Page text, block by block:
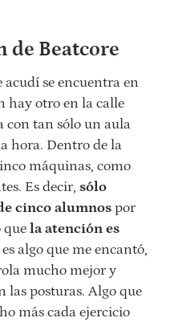
de Beatcore
acudí se encuentra en
hay otro en la calle
con tan sólo un aula
hora. Dentro de la
máquinas, como
Es decir, sólo
cinco alumnos por
que la atención es
es algo que me encantó,
mucho mejor y
las posturas. Algo que
más cada ejercicio